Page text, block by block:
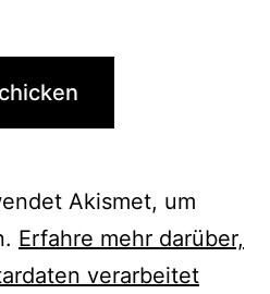
Akismet, um
Erfahre mehr darüber,
verarbeitet